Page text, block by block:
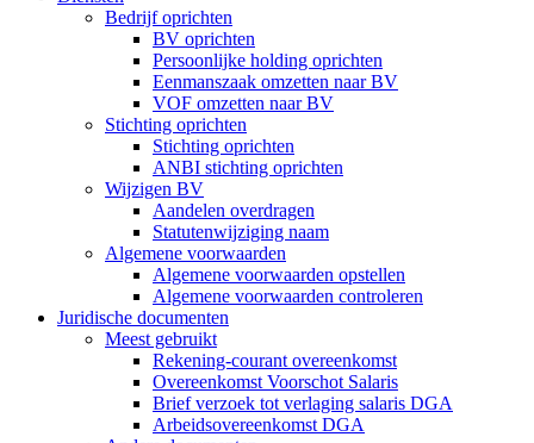
Bedrijf oprichten
BV oprichten
Persoonlijke holding oprichten
Eenmanszaak omzetten naar BV
VOF omzetten naar BV
Stichting oprichten
Stichting oprichten
ANBI stichting oprichten
Wijzigen BV
Aandelen overdragen
Statutenwijziging naam
Algemene voorwaarden
Algemene voorwaarden opstellen
Algemene voorwaarden controleren
Juridische documenten
Meest gebruikt
Rekening-courant overeenkomst
Overeenkomst Voorschot Salaris
Brief verzoek tot verlaging salaris DGA
Arbeidsovereenkomst DGA